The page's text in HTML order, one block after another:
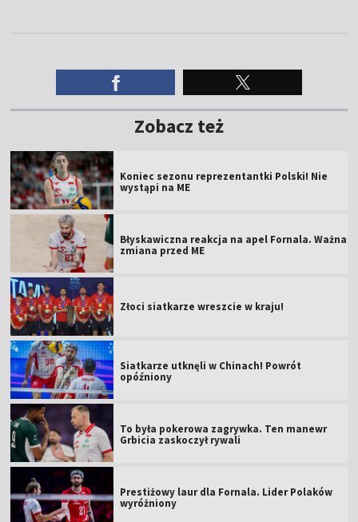
Zobacz też
Koniec sezonu reprezentantki Polski! Nie
wystąpi na ME
Błyskawiczna reakcja na apel Fornala. Ważna
zmiana przed ME
Złoci siatkarze wreszcie w kraju!
Siatkarze utknęli w Chinach! Powrót
opóźniony
To była pokerowa zagrywka. Ten manewr
Grbicia zaskoczył rywali
Prestiżowy laur dla Fornala. Lider Polaków
wyróżniony